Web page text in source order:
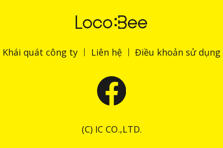
Khái quát công ty Liên hệ Điều khoản sử dụng
(C) IC CO.,LTD.